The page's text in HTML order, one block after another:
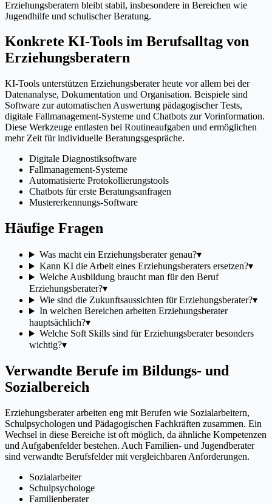
Erziehungsberatern bleibt stabil, insbesondere in Bereichen wie
Jugendhilfe und schulischer Beratung.
Konkrete KI-Tools im Berufsalltag von
Erziehungsberatern
KI-Tools unterstützen Erziehungsberater heute vor allem bei der
Datenanalyse, Dokumentation und Organisation. Beispiele sind
Software zur automatischen Auswertung pädagogischer Tests,
digitale Fallmanagement-Systeme und Chatbots zur Vorinformation.
Diese Werkzeuge entlasten bei Routineaufgaben und ermöglichen
mehr Zeit für individuelle Beratungsgespräche.
Digitale Diagnostiksoftware
Fallmanagement-Systeme
Automatisierte Protokollierungstools
Chatbots für erste Beratungsanfragen
Mustererkennungs-Software
Häufige Fragen
Was macht ein Erziehungsberater genau?▾
Kann KI die Arbeit eines Erziehungsberaters ersetzen?▾
Welche Ausbildung braucht man für den Beruf
Erziehungsberater?▾
Wie sind die Zukunftsaussichten für Erziehungsberater?▾
In welchen Bereichen arbeiten Erziehungsberater
hauptsächlich?▾
Welche Soft Skills sind für Erziehungsberater besonders
wichtig?▾
Verwandte Berufe im Bildungs- und
Sozialbereich
Erziehungsberater arbeiten eng mit Berufen wie Sozialarbeitern,
Schulpsychologen und Pädagogischen Fachkräften zusammen. Ein
Wechsel in diese Bereiche ist oft möglich, da ähnliche Kompetenzen
und Aufgabenfelder bestehen. Auch Familien- und Jugendberater
sind verwandte Berufsfelder mit vergleichbaren Anforderungen.
Sozialarbeiter
Schulpsychologe
Familienberater